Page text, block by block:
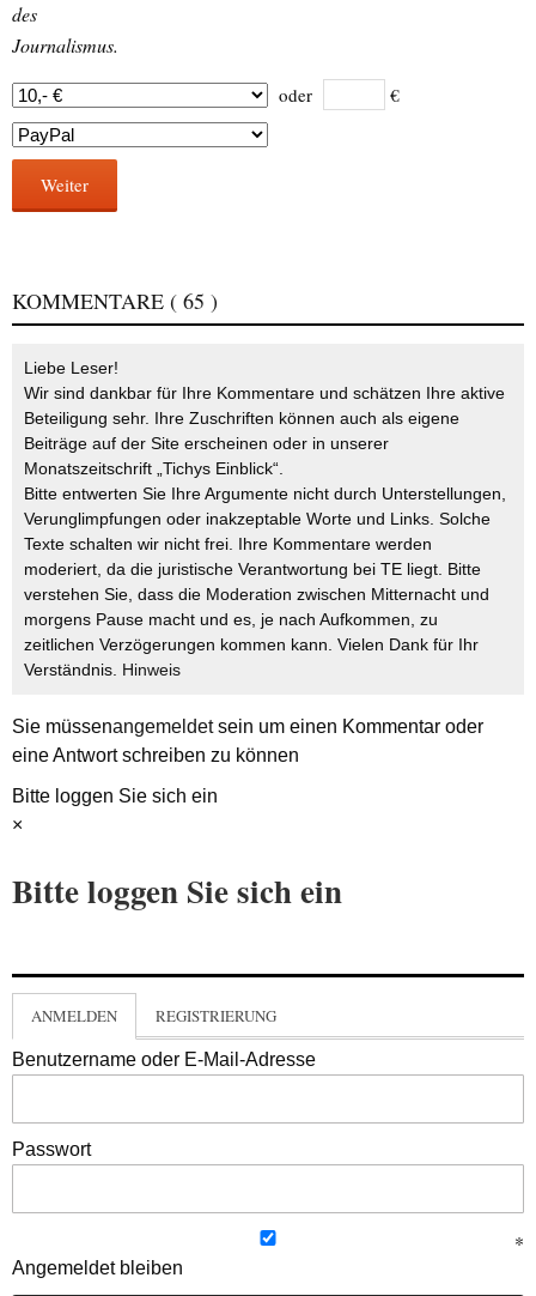
des
Journalismus.
oder €
Weiter
KOMMENTARE ( 65 )
Liebe Leser!
Wir sind dankbar für Ihre Kommentare und schätzen Ihre aktive
Beteiligung sehr. Ihre Zuschriften können auch als eigene
Beiträge auf der Site erscheinen oder in unserer
Monatszeitschrift „Tichys Einblick“.
Bitte entwerten Sie Ihre Argumente nicht durch Unterstellungen,
Verunglimpfungen oder inakzeptable Worte und Links. Solche
Texte schalten wir nicht frei. Ihre Kommentare werden
moderiert, da die juristische Verantwortung bei TE liegt. Bitte
verstehen Sie, dass die Moderation zwischen Mitternacht und
morgens Pause macht und es, je nach Aufkommen, zu
zeitlichen Verzögerungen kommen kann. Vielen Dank für Ihr
Verständnis. Hinweis
Sie müssenangemeldetsein um einen Kommentar oder
eine Antwort schreiben zu können
Bitte loggen Sie sich ein
×
Bitte loggen Sie sich ein
ANMELDEN REGISTRIERUNG
Benutzername oder E-Mail-Adresse
Passwort
Angemeldet bleiben